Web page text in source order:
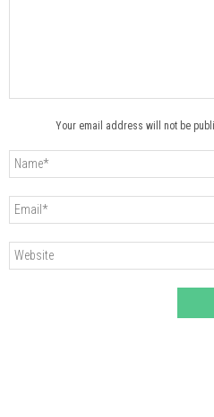
Your email address will not be